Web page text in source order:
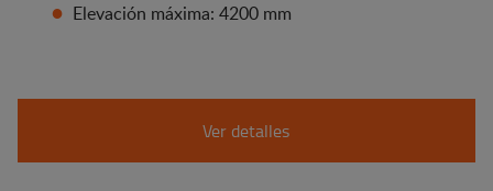
Elevación máxima: 4200 mm
Ver detalles